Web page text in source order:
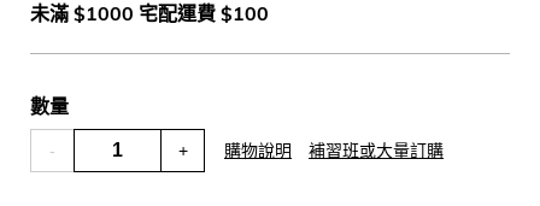
未滿 $1000 宅配運費 $100
數量
- + 購物說明 補習班或大量訂購